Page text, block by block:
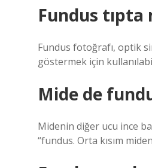
Fundus tıpta
Fundus fotoğrafı, optik
göstermek için
Mide de
Midenin diğer ucu ince
“fundus. Orta kısım